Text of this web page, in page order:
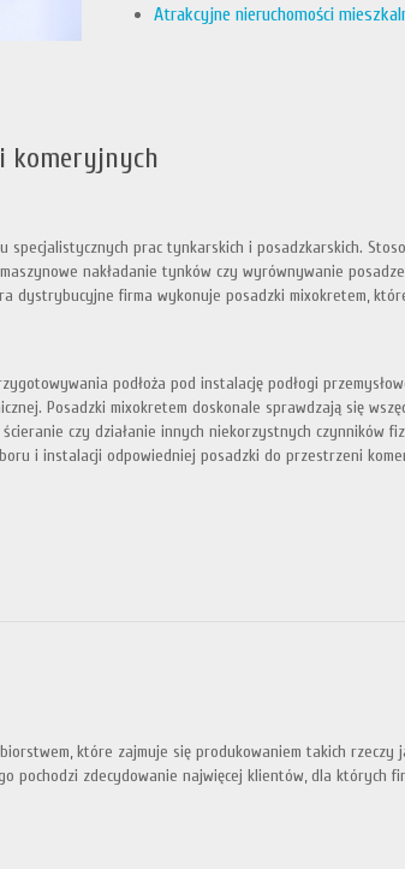
Atrakcyjne nieruchomości
komeryjnych
prac tynkarskich i posadzkarskich.
nakładanie tynków czy wyrównywanie
dystrybucyjne firma wykonuje posadzki mixokretem,
podłoża pod instalację podłogi
Posadzki mixokretem doskonale sprawdzają się
czy działanie innych niekorzystnych czynników
i instalacji odpowiedniej posadzki do przestrzeni
które zajmuje się produkowaniem takich rzeczy
pochodzi zdecydowanie najwięcej klientów, dla których